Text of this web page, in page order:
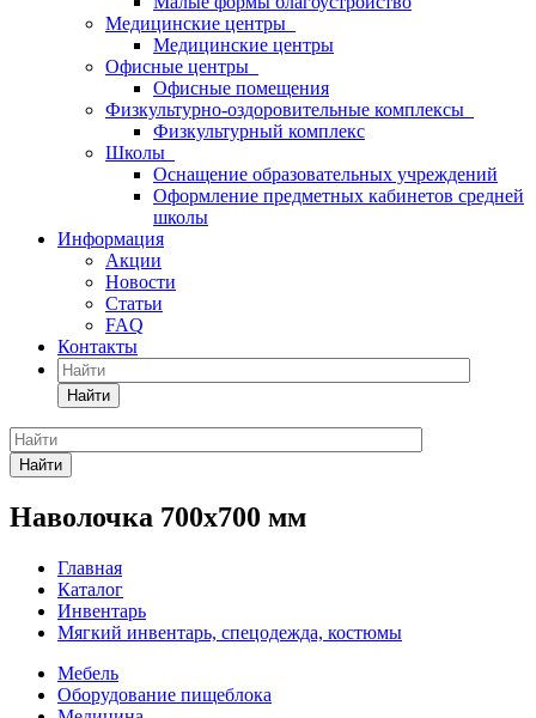
Медицинские центры
Медицинские центры
Офисные центры
Офисные помещения
Физкультурно-оздоровительные комплексы
Физкультурный комплекс
Школы
Оснащение образовательных учреждений
Оформление предметных кабинетов средней
школы
Информация
Акции
Новости
Статьи
FAQ
Контакты
Найти
Найти
Наволочка 700х700 мм
Главная
Каталог
Инвентарь
Мягкий инвентарь, спецодежда, костюмы
Мебель
Оборудование пищеблока